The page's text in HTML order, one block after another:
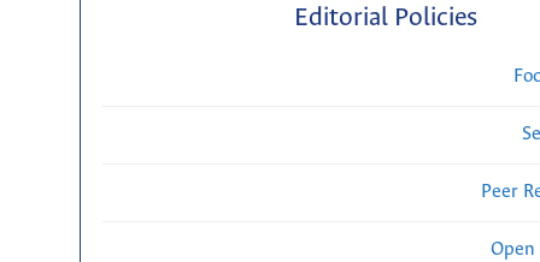
Editorial Policies
Peer
Open